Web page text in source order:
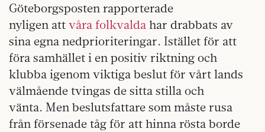
Göteborgsposten rapporterade
nyligen att våra folkvalda har drabbats av
sina egna nedprioriteringar. Istället för att
föra samhället i en positiv riktning och
klubba igenom viktiga beslut för vårt lands
välmående tvingas de sitta stilla och
vänta. Men beslutsfattare som måste rusa
från försenade tåg för att hinna rösta borde